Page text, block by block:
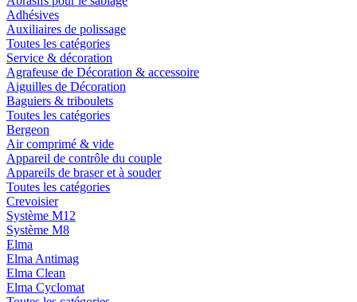
Adhésives
Auxiliaires de polissage
Toutes les catégories
Service & décoration
Agrafeuse de Décoration & accessoire
Aiguilles de Décoration
Baguiers & triboulets
Toutes les catégories
Bergeon
Air comprimé & vide
Appareil de contrôle du couple
Appareils de braser et à souder
Toutes les catégories
Crevoisier
Système M12
Système M8
Elma
Elma Antimag
Elma Clean
Elma Cyclomat